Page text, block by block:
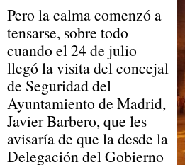
Pero la calma comenzó a
tensarse, sobre todo
cuando el 24 de julio
llegó la visita del concejal
de Seguridad del
Ayuntamiento de Madrid,
Javier Barbero, que les
avisaría de que la desde la
Delegación del Gobierno